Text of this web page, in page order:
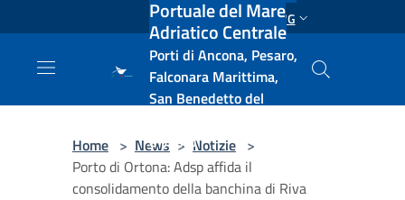
Salta al contenuto principale ENG
Portuale del Mare
Adriatico Centrale
Porti di Ancona, Pesaro,
Falconara Marittima,
San Benedetto del
e Vasto
Home > News > Notizie >
Porto di Ortona: Adsp affida il
consolidamento della banchina di Riva